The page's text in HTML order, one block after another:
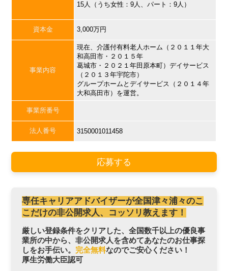
15人（うち女性：9人、パート：9人）
資本金 3,000万円
事業内容
現在、介護付有料老人ホーム（２０１１年大
和高田市・２０１５年
葛城市・２０２１年田原本町）デイサービス
（２０１３年宇陀市）
グループホームとデイサービス（２０１４年
大和高田市）を運営。
事業所番号
法人番号 3150001011458
応募する
専任キャリアアドバイザーが全国津々浦々のこ
こだけの非公開求人、コッソリ教えます！
厳しい登録条件をクリアした、全国数千以上の優良事
業所の中から、非公開求人を含めてあなたのお仕事探
しをお手伝い。 完全無料なのでご安心ください！
厚生労働大臣認可